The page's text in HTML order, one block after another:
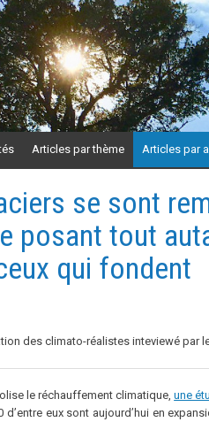
Articles par thème Articles par
se sont
posant tout
qui fondent
des climato-réalistes inteviewé par
le réchauffement climatique,une
eux sont aujourdʼhui en